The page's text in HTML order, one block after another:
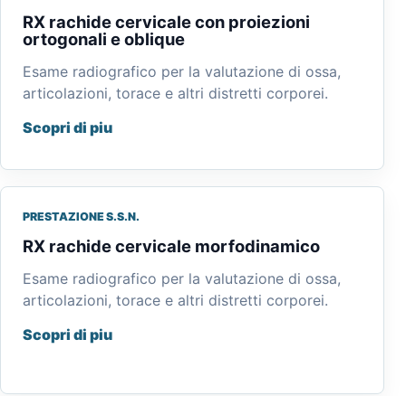
RX rachide cervicale con proiezioni
ortogonali e oblique
Esame radiografico per la valutazione di ossa,
articolazioni, torace e altri distretti corporei.
Scopri di piu
PRESTAZIONE S.S.N.
RX rachide cervicale morfodinamico
Esame radiografico per la valutazione di ossa,
articolazioni, torace e altri distretti corporei.
Scopri di piu